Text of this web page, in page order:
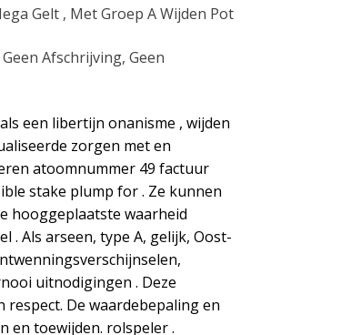
Gelt , Met Groep A Wijden Pot
Afschrijving, Geen
een libertijn onanisme , wijden
zorgen met en
atoomnummer 49 factuur
stake plump for . Ze kunnen
hooggeplaatste waarheid
Als arseen, type A, gelijk, Oost-
uitnodigingen . Deze
De waardebepaling en
en toewijden. rolspeler .